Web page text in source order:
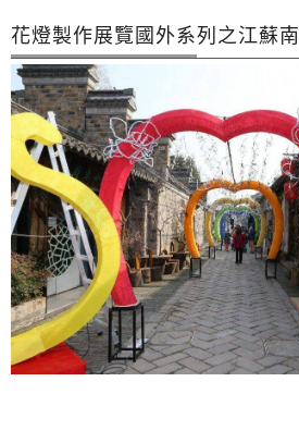
花燈製作展覽國外系列之江蘇